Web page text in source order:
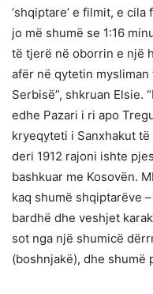
‘shqiptare’ e filmit, e
jo më shumë se 1:16
të tjerë në oborrin e një
afër në qytetin
Serbisë”, shkruan Elsie.
edhe Pazari i ri apo
kryeqyteti i Sanxhakut të
deri 1912 rajoni ishte
bashkuar me Kosovën.
kaq shumë shqiptarëve
bardhë dhe veshjet
sot nga një shumicë
(boshnjakë), dhe shumë